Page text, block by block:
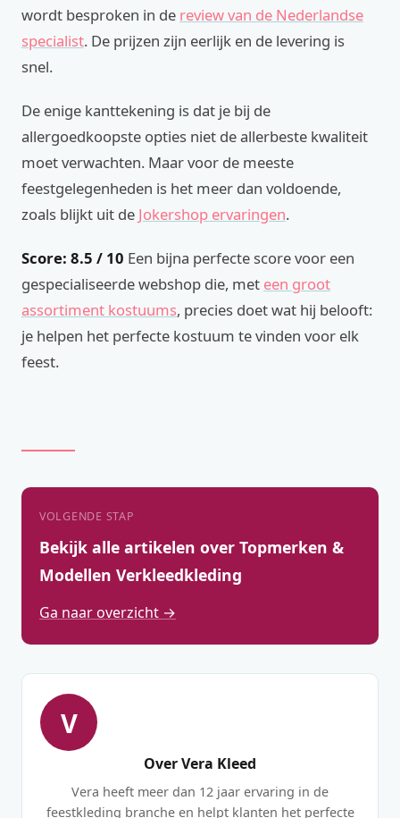
wordt besproken in de review van de Nederlandse
specialist. De prijzen zijn eerlijk en de levering is
snel.
De enige kanttekening is dat je bij de
allergoedkoopste opties niet de allerbeste kwaliteit
moet verwachten. Maar voor de meeste
feestgelegenheden is het meer dan voldoende,
zoals blijkt uit de Jokershop ervaringen.
Score: 8.5 / 10 Een bijna perfecte score voor een
gespecialiseerde webshop die, met een groot
assortiment kostuums, precies doet wat hij belooft:
je helpen het perfecte kostuum te vinden voor elk
feest.
VOLGENDE STAP
Bekijk alle artikelen over Topmerken &
Modellen Verkleedkleding
Ga naar overzicht →
V
Over Vera Kleed
Vera heeft meer dan 12 jaar ervaring in de
feestkleding branche en helpt klanten het perfecte